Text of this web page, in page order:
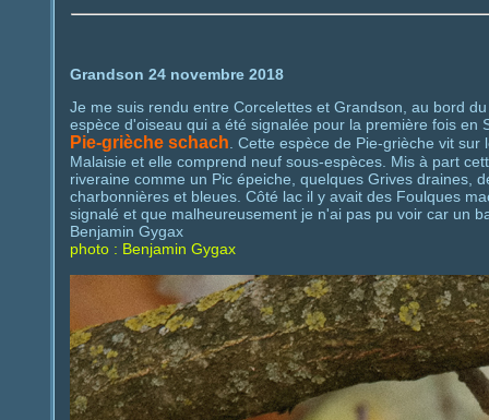
Grandson 24 novembre 2018
Je me suis rendu entre Corcelettes et Grandson, au bord
espèce d'oiseau qui a été signalée pour la première fois
Pie-grièche schach . Cette espèce de Pie-grièche vit
Malaisie et elle comprend neuf sous-espèces. Mis à part
riveraine comme un Pic épeiche, quelques Grives draines,
charbonnières et bleues. Côté lac il y avait des Foulques
signalé et que malheureusement je n'ai pas pu voir car un
Benjamin Gygax
photo : Benjamin Gygax